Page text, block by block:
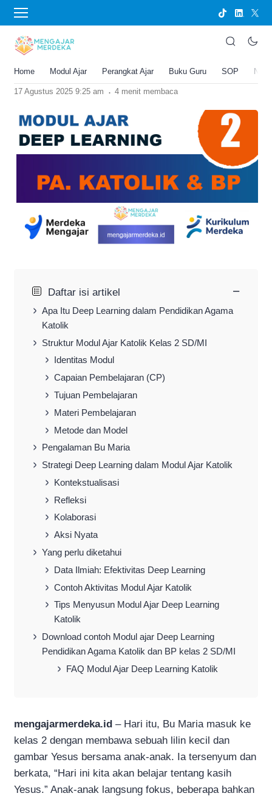
Home Modul Ajar Perangkat Ajar Buku Guru SOP
BERANDA
Modul Ajar Deep Learning Agama Katolik
dan BP Kelas 2 SD/MI
Joko Umbaran
17 Agustus 2025 9:25 am . 4 menit membaca
Daftar isi artikel −
Apa Itu Deep Learning dalam Pendidikan Agama
Katolik
Struktur Modul Ajar Katolik Kelas 2 SD/MI
Identitas Modul
Capaian Pembelajaran (CP)
Tujuan Pembelajaran
Materi Pembelajaran
Metode dan Model
Pengalaman Bu Maria
Strategi Deep Learning dalam Modul Ajar Katolik
Kontekstualisasi
Refleksi
Kolaborasi
Aksi Nyata
Yang perlu diketahui
Data Ilmiah: Efektivitas Deep Learning
Contoh Aktivitas Modul Ajar Katolik
Tips Menyusun Modul Ajar Deep Learning
Katolik
Download contoh Modul ajar Deep Learning
Pendidikan Agama Katolik dan BP kelas 2 SD/MI
FAQ Modul Ajar Deep Learning Katolik
mengajarmerdeka.id – Hari itu, Bu Maria masuk ke
kelas 2 dengan membawa sebuah lilin kecil dan
gambar Yesus bersama anak-anak. Ia tersenyum dan
berkata, “Hari ini kita akan belajar tentang kasih
Yesus.” Anak-anak langsung fokus, beberapa bahkan